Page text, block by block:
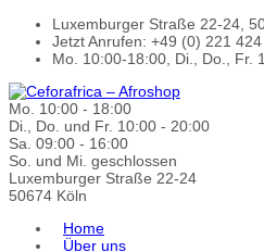
Luxemburger Straße 22-24,
Jetzt Anrufen: +49 (0) 221
Mo. 10:00-18:00, Di., Do., Fr.
Mo. 10:00 - 18:00
Di., Do. und Fr. 10:00 - 20:00
Sa. 09:00 - 16:00
So. und Mi. geschlossen
Luxemburger Straße 22-24
50674 Köln
Home
Über uns